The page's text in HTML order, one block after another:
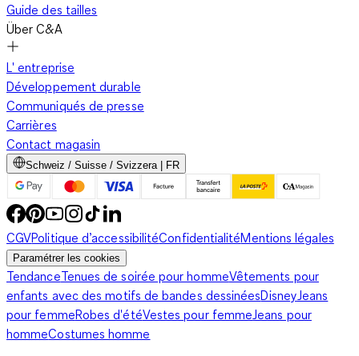
Guide des tailles
Über C&A
L' entreprise
Développement durable
Communiqués de presse
Carrières
Contact magasin
Schweiz / Suisse / Svizzera | FR
CGVPolitique d’accessibilitéConfidentialitéMentions légales
Paramétrer les cookies
TendanceTenues de soirée pour hommeVêtements pour
enfants avec des motifs de bandes dessinéesDisneyJeans
pour femmeRobes d'étéVestes pour femmeJeans pour
hommeCostumes homme